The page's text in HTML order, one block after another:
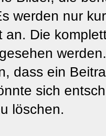
werden nur
an. Die
dass ein
sich
löschen.